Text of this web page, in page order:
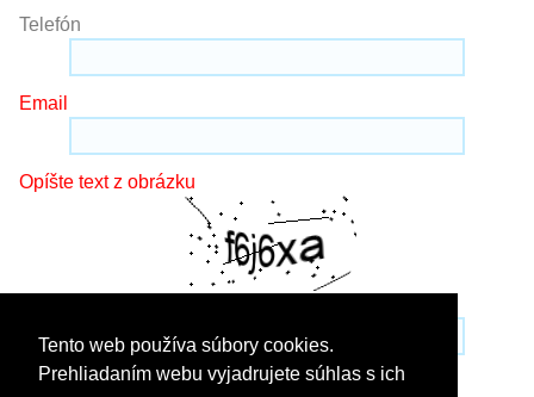
Tento web používa súbory cookies.
Prehliadaním webu vyjadrujete súhlas s ich
Telefón
Email
Opíšte text z obrázku